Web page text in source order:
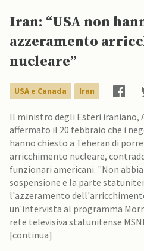
Iran: “USA non
azzeramento
nucleare”
USA e Canada Iran
Il ministro degli Esteri iraniano,
affermato il 20 febbraio che i
hanno chiesto a Teheran di
arricchimento nucleare,
funzionari americani. "Non
sospensione e la parte
l'azzeramento
un'intervista al programma
rete televisiva statunitense
[continua]